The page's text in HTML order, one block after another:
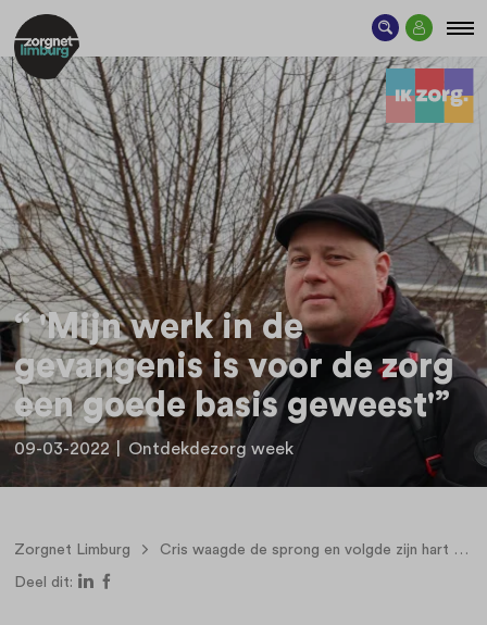
“ 'Mijn werk in de
gevangenis is voor de zorg
een goede basis geweest'”
09-03-2022 Ontdekdezorg week
Zorgnet Limburg Cris waagde de sprong en volgde zijn hart naar de zorg
Deel dit: